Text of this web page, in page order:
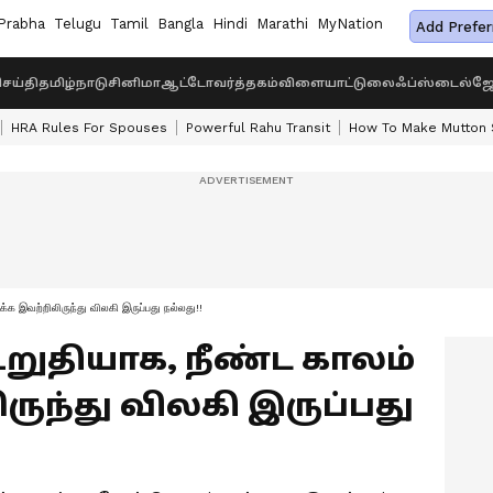
Telugu Tamil Bangla Hindi Marathi MyNation Add
தமிழ்நாடுசினிமாஆட்டோவர்த்தகம்விளையாட்டுலைஃப்ஸ்டைல்
HRA Rules For Spouses Powerful Rahu Transit How To Make Mutton
விலகி இருப்பது நல்லது!!
நீண்ட காலம்
விலகி இருப்பது